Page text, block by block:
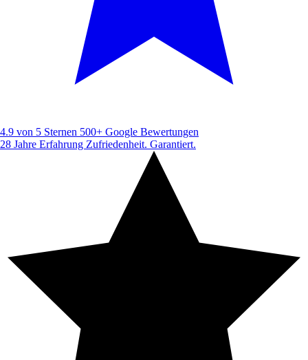
4.9 von 5 Sternen 500+ Google Bewertungen
28 Jahre Erfahrung Zufriedenheit. Garantiert.